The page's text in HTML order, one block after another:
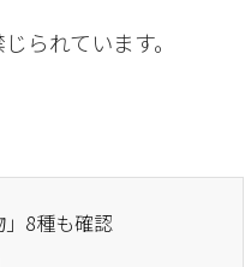
られています。
8種も確認